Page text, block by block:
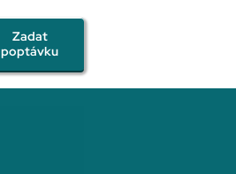
Zadat
poptávku